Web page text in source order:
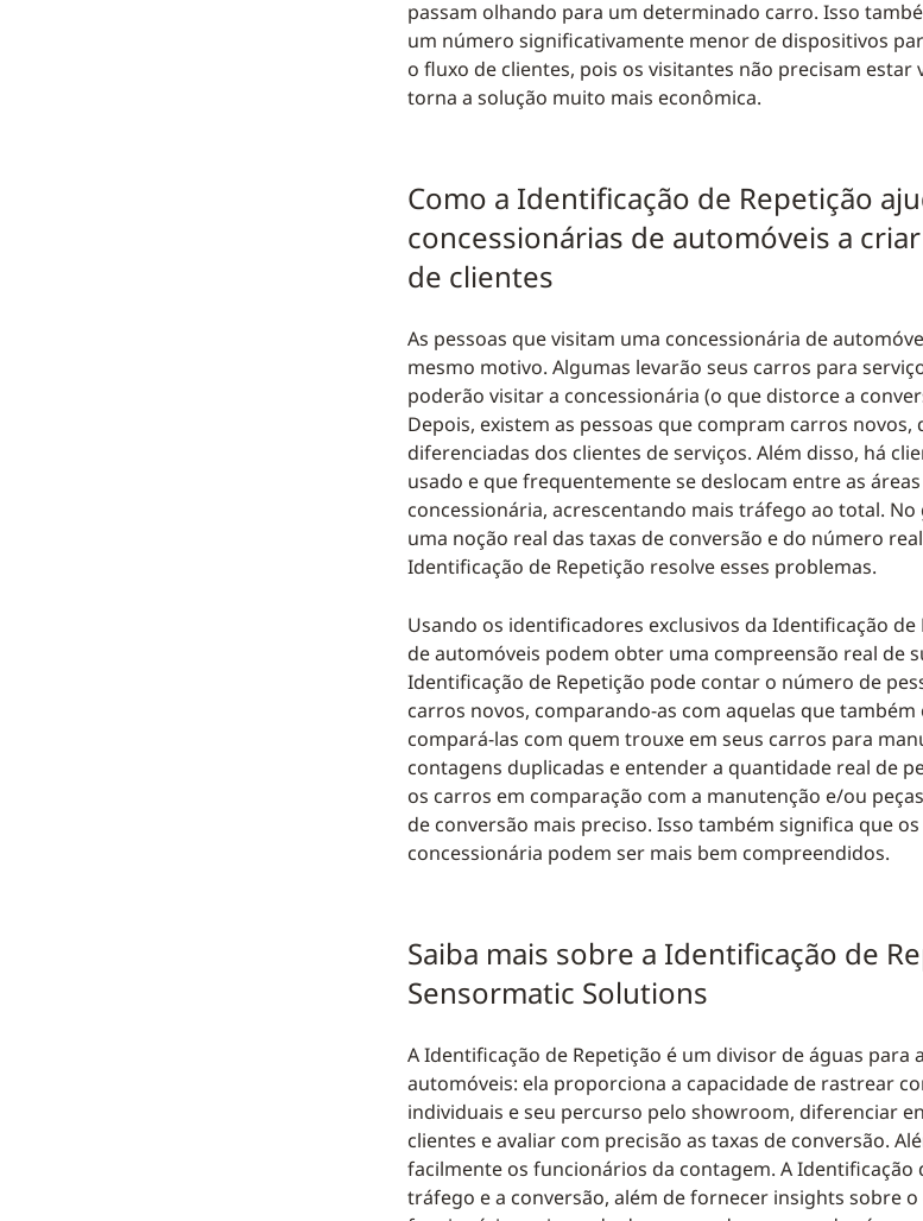
passam olhando para um determinado carro. Isso
um número significativamente menor de dispositivos
o fluxo de clientes, pois os visitantes não precisam estar
torna a solução muito mais econômica.
Como a Identificação de Repetição
concessionárias de automóveis a
de clientes
As pessoas que visitam uma concessionária de
mesmo motivo. Algumas levarão seus carros para
poderão visitar a concessionária (o que distorce a
Depois, existem as pessoas que compram carros novos,
diferenciadas dos clientes de serviços. Além disso, há
usado e que frequentemente se deslocam entre as
concessionária, acrescentando mais tráfego ao total.
uma noção real das taxas de conversão e do número
Identificação de Repetição resolve esses problemas.
Usando os identificadores exclusivos da Identificação de
de automóveis podem obter uma compreensão real de
Identificação de Repetição pode contar o número de
carros novos, comparando-as com aquelas que
compará-las com quem trouxe em seus carros para
contagens duplicadas e entender a quantidade real de
os carros em comparação com a manutenção e/ou
de conversão mais preciso. Isso também significa que
concessionária podem ser mais bem compreendidos.
Saiba mais sobre a Identificação de
Sensormatic Solutions
A Identificação de Repetição é um divisor de águas para
automóveis: ela proporciona a capacidade de rastrear
individuais e seu percurso pelo showroom, diferenciar
clientes e avaliar com precisão as taxas de conversão.
facilmente os funcionários da contagem. A Identificação
tráfego e a conversão, além de fornecer insights sobre